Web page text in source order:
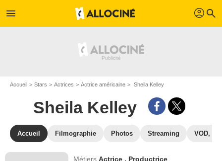
menu profil search
Accueil Stars Actrices Actrice américaine Sheila Kelley
Sheila Kelley
Accueil Filmographie Photos Streaming VOD,
MétiersActrice , Productrice